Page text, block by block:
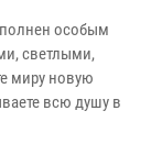
особым
светлыми,
миру новую
всю душу в